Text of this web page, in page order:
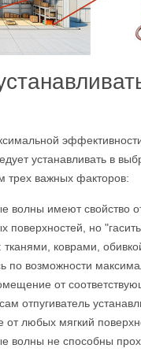
устанавливать в
трех важных факторов:
волны имеют свойство
поверхностей, но
коврами,
по возможности
от
отпугиватель
любых мягкий
волны не способны